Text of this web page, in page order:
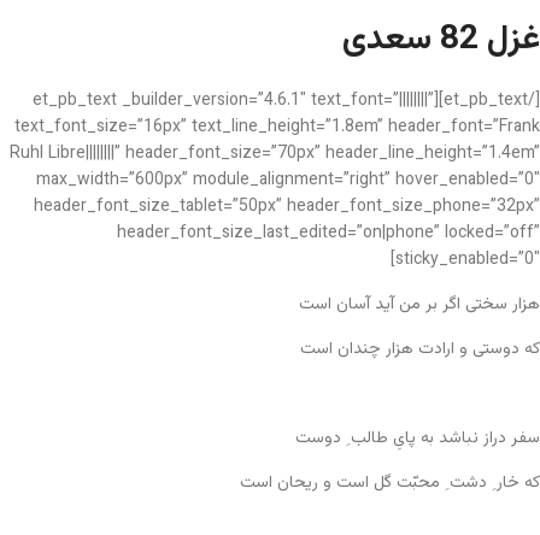
غزل 82 سعدی
[/et_pb_text][et_pb_text _builder_version=”4.6.1″ text_font=”||||||||”
text_font_size=”16px” text_line_height=”1.8em” header_font=”Frank
Ruhl Libre||||||||” header_font_size=”70px” header_line_height=”1.4em”
max_width=”600px” module_alignment=”right” hover_enabled=”0″
header_font_size_tablet=”50px” header_font_size_phone=”32px”
header_font_size_last_edited=”on|phone” locked=”off”
sticky_enabled=”0″]
هزار سختی اگر بر من آید آسان است
که دوستی و ارادت هزار چندان است
سفر دراز نباشد به پایِ طالب ِ دوست
که خار ِ دشت ِ محبّت گل است و ریحان است